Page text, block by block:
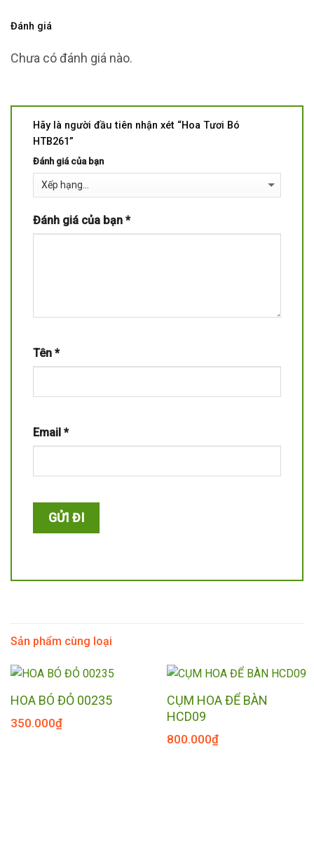
Đánh giá
Chưa có đánh giá nào.
Hãy là người đầu tiên nhận xét “Hoa Tươi Bó
HTB261”
Đánh giá của bạn
Đánh giá của bạn *
Tên *
Email *
Sản phẩm cùng loại
HOA BÓ ĐỎ 00235
350.000₫
CỤM HOA ĐỂ BÀN
HCD09
800.000₫